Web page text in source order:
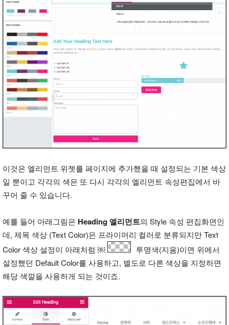
이것은 엘리먼트 위젯를 페이지에 추가했을 때 설정되는 기본 색상
일 뿐이고 각각의 색은 또 다시 각각의 엘리먼트 속성편집에서 바
꾸어 줄 수 있습니다.
예를 들어 아래그림은 Heading 엘리먼트의 Style 속성 편집화면인
데, 제목 색상 (Text Color)은 프라이머리 컬러로 분류되지만 Text
Color 색상 설정이 아래처럼 ￼
투명색(지움)이면 위에서
설정했던 Default Color를 사용하고, 별도로 다른 색상을 지정하면
해당 색깔을 사용하게 되는 것이죠.